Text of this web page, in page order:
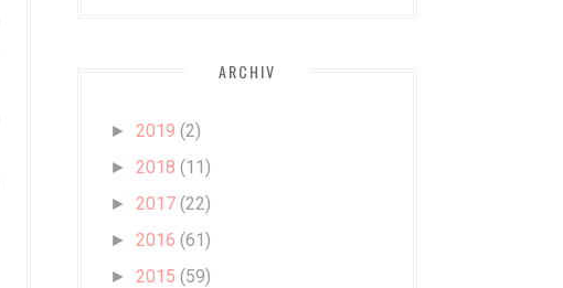
ARCHIV
► 2019 (2)
► 2018 (11)
► 2017 (22)
► 2016 (61)
► 2015 (59)